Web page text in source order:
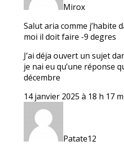
Mirox
Salut aria comme j’habite
moi il doit faire -9 degres
J’ai déja ouvert un sujet
je nai eu qu’une réponse
décembre
14 janvier 2025 à 18 h 17
Patate12